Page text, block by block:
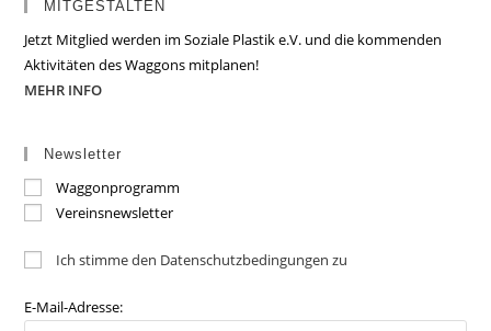
MITGESTALTEN
Jetzt Mitglied werden im Soziale Plastik e.V. und die kommenden
Aktivitäten des Waggons mitplanen!
MEHR INFO
Newsletter
Waggonprogramm
Vereinsnewsletter
Ich stimme den Datenschutzbedingungen zu
E-Mail-Adresse: